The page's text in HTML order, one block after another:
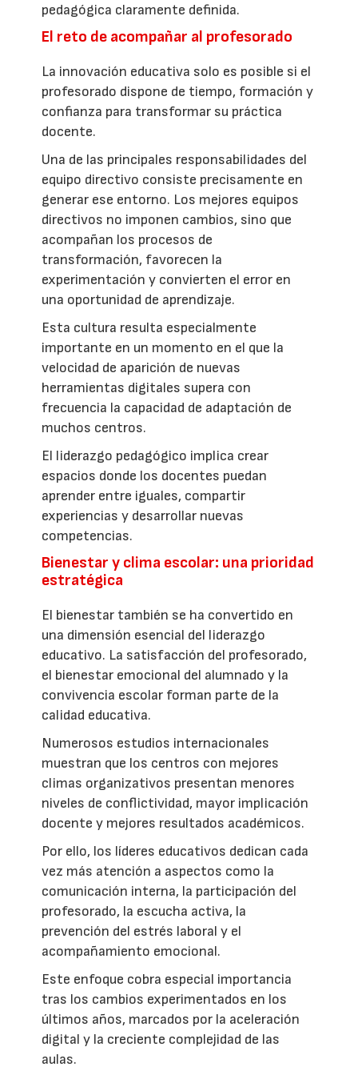
pedagógica claramente definida.
El reto de acompañar al profesorado
La innovación educativa solo es posible si el
profesorado dispone de tiempo, formación y
confianza para transformar su práctica
docente.
Una de las principales responsabilidades del
equipo directivo consiste precisamente en
generar ese entorno. Los mejores equipos
directivos no imponen cambios, sino que
acompañan los procesos de
transformación, favorecen la
experimentación y convierten el error en
una oportunidad de aprendizaje.
Esta cultura resulta especialmente
importante en un momento en el que la
velocidad de aparición de nuevas
herramientas digitales supera con
frecuencia la capacidad de adaptación de
muchos centros.
El liderazgo pedagógico implica crear
espacios donde los docentes puedan
aprender entre iguales, compartir
experiencias y desarrollar nuevas
competencias.
Bienestar y clima escolar: una prioridad
estratégica
El bienestar también se ha convertido en
una dimensión esencial del liderazgo
educativo. La satisfacción del profesorado,
el bienestar emocional del alumnado y la
convivencia escolar forman parte de la
calidad educativa.
Numerosos estudios internacionales
muestran que los centros con mejores
climas organizativos presentan menores
niveles de conflictividad, mayor implicación
docente y mejores resultados académicos.
Por ello, los líderes educativos dedican cada
vez más atención a aspectos como la
comunicación interna, la participación del
profesorado, la escucha activa, la
prevención del estrés laboral y el
acompañamiento emocional.
Este enfoque cobra especial importancia
tras los cambios experimentados en los
últimos años, marcados por la aceleración
digital y la creciente complejidad de las
aulas.